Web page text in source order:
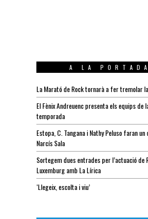
A LA PORTADA
La Marató de Rock tornarà a fer tremolar
El Fènix Andreuenc presenta els equips de
temporada
Estopa, C. Tangana i Nathy Peluso faran
Narcís Sala
Sortegem dues entrades per l’actuació de
Luxemburg amb La Lírica
‘Llegeix, escolta i viu’